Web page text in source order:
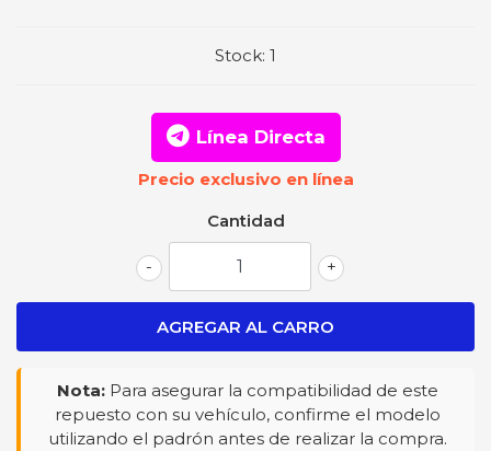
Stock: 1
Línea Directa
Precio exclusivo en línea
Cantidad
+
-
Nota: Para asegurar la compatibilidad de este
repuesto con su vehículo, confirme el modelo
utilizando el padrón antes de realizar la compra.